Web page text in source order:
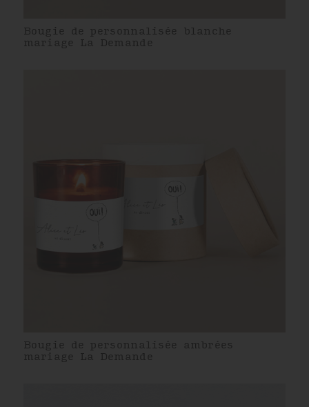
Bougie de personnalisée blanche
mariage La Demande
Bougie de personnalisée ambrées
mariage La Demande